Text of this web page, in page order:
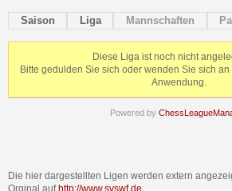
Saison Liga Mannschaften
Diese Liga ist noch nicht
Bitte gedulden Sie sich oder wenden Sie sich
Anwendung.
Powered by
Die hier dargestellten Ligen werden extern
Orginal auf http://www.svswf.de